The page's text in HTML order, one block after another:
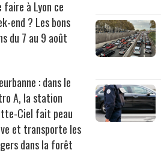
faire à Lyon ce
end ? Les bons
du 7 au 9 août
: dans le
A, la station
Ciel fait peau
et transporte les
dans la forêt